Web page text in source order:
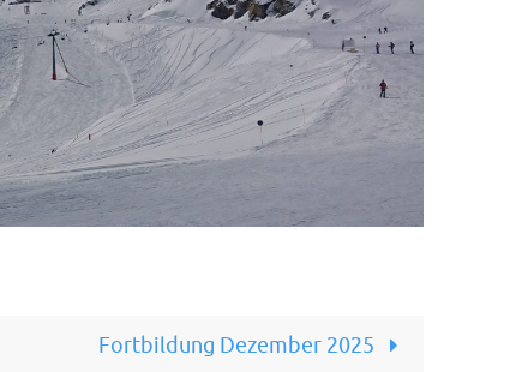
Fortbildung Dezember 2025